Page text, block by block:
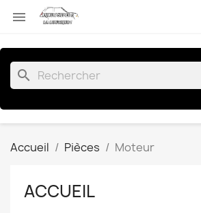

search
Accueil Pièces Moteur
ACCUEIL